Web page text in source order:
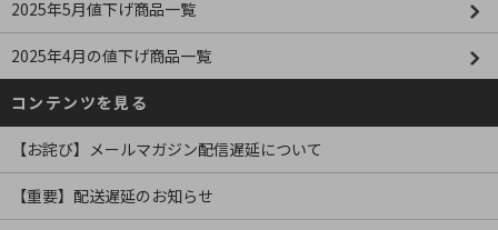
2025年5月値下げ商品一覧
2025年4月の値下げ商品一覧
コンテンツを見る
【お詫び】メールマガジン配信遅延について
【重要】配送遅延のお知らせ